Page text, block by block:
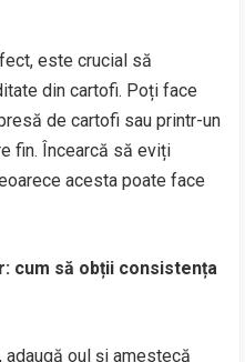
este crucial să
din cartofi. Poți face
de cartofi sau printr-un
fin. Încearcă să eviți
acesta poate face
cum să obții consistența
adaugă oul și amestecă